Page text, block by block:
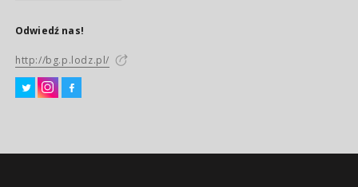
Odwiedź nas!
http://bg.p.lodz.pl/